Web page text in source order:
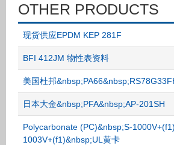
OTHER PRODUCTS
现货供应EPDM KEP 281F
BFI 412JM 物性表资料
美国杜邦
日本大金&nbsp;PFA&nbsp;AP-201SH
Polycarbonate (PC)&nbsp;S-
1003V+(f1)&nbsp;UL黄卡